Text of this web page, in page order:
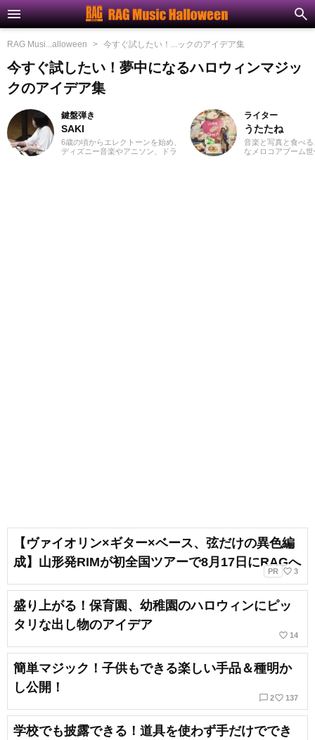
RAG Musi...alloween 今すぐ試したい！...ックのアイデア集
今すぐ試したい！夢中になるハロウィンマジッ
クのアイデア集
鍵盤弾き
SAKI
6歳の頃からエレクトーンを始め、
ディズニー音楽やアニソン、ドラ
ライター
うたたね
音楽と写真と食べ
なメロコアブーム
【ヴァイオリン×ギター×ベース、弦だけの異色編
成】山形発RIMが初全国ツアーで8月17日にRAGへ
PR favorite_border 3
盛り上がる！保育園、幼稚園のハロウィンにピッ
タリな出し物のアイデア
favorite_border 14
簡単マジック！子供もできる楽しい手品＆種明か
し公開！
chat_bubble_outline 2favorite_border 137
学校でも披露できる！道具を使わず手だけででき